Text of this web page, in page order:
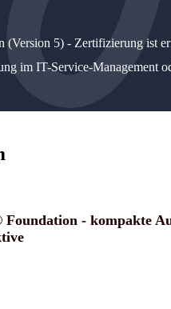
5) - Zertifizierung ist
im IT-Service-Management
- kompakte